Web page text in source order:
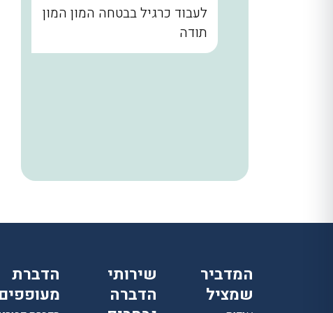
לעבוד כרגיל בבטחה המון המון
תודה
המדביר
שמציל
שירותי
הדברה
הדברת
מעופפים